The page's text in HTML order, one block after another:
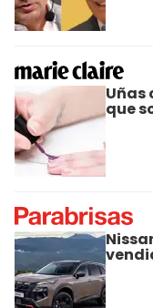
Uñas
que